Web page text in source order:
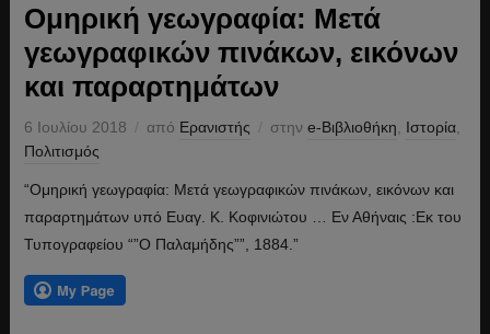
Ομηρική γεωγραφία: Μετά
γεωγραφικών πινάκων, εικόνων
και παραρτημάτων
6 Ιουλίου 2018 από Ερανιστής στην e-Βιβλιοθήκη Ιστορία,
Πολιτισμός
“Ομηρική γεωγραφία: Μετά γεωγραφικών πινάκων, εικόνων και
παραρτημάτων υπό Ευαγ. Κ. Κοφινιώτου … Εν Αθήναις :Εκ του
Τυπογραφείου “”O Παλαμήδης””, 1884.”